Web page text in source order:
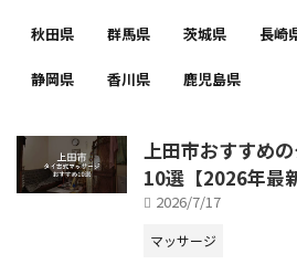
秋田県 群馬県 茨城県 長崎
静岡県 香川県 鹿児島県
上田市おすすめ
10選【2026年最
2026/7/17
マッサージ